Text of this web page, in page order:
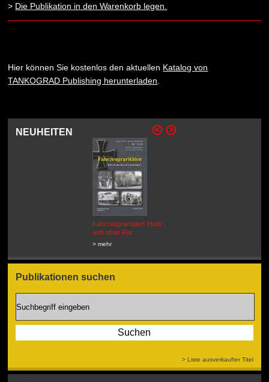
> Die Publikation in den Warenkorb legen.
Hier können Sie kostenlos den aktuellen Katalog von
TANKOGRAD Publishing herunterladen
NEUHEITEN
Fahrzeugraritäten 'Hedi' -
and other Rar...
> mehr
Publikationen suchen
> Liste ausverkaufter Titel